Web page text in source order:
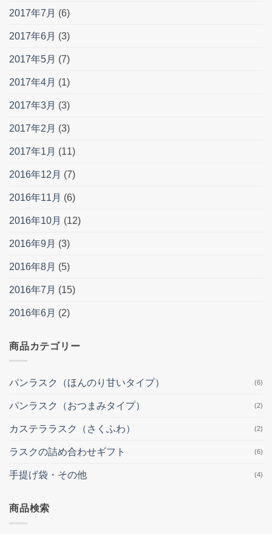
2017年7月 (6)
2017年6月 (3)
2017年5月 (7)
2017年4月 (1)
2017年3月 (3)
2017年2月 (3)
2017年1月 (11)
2016年12月 (7)
2016年11月 (6)
2016年10月 (12)
2016年9月 (3)
2016年8月 (5)
2016年7月 (15)
2016年6月 (2)
商品カテゴリー
パンラスク（ほんのり甘いタイプ） (6)
パンラスク（おつまみタイプ） (2)
カステララスク（さくふわ） (2)
ラスクの詰め合わせギフト (6)
手提げ袋・その他 (4)
商品検索